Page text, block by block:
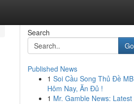
Search
Go
Published News
1 Soi Cầu Song Thủ Đề MB
Hôm Nay, Ăn Đủ !
1 Mr. Gamble News: Latest